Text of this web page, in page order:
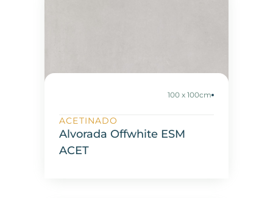
100 x 100cm
ACETINADO
Alvorada Offwhite ESM
ACET